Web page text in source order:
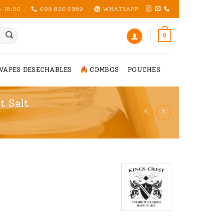
18:30 099 820 6389 WHATSAPP
0
DESECHABLES COMBOS POUCHES
Salt